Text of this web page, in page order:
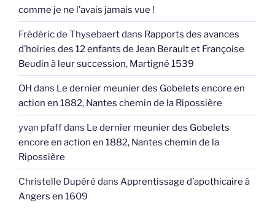
comme je ne l’avais jamais vue !
Frédéric de Thysebaertdans Rapports des avances
d’hoiries des 12 enfants de Jean Berault et Françoise
Beudin à leur succession, Martigné 1539
OH dans Le dernier meunier des Gobelets encore en
action en 1882, Nantes chemin de la Ripossière
yvan pfaffdans Le dernier meunier des Gobelets
encore en action en 1882, Nantes chemin de la
Ripossière
Christelle Dupéré dans Apprentissage d’apothicaire à
Angers en 1609